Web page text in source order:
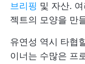
브리핑 및 자산.
젝트의 모양을 만
유연성 역시 타협
이너는 수많은 프